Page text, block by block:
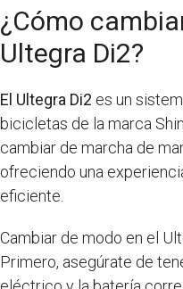
¿Cómo
Ultegra Di2?
El Ultegra Di2 es un
bicicletas de la marca
cambiar de marcha de
ofreciendo una
eficiente.
Cambiar de modo en el
Primero, asegúrate de